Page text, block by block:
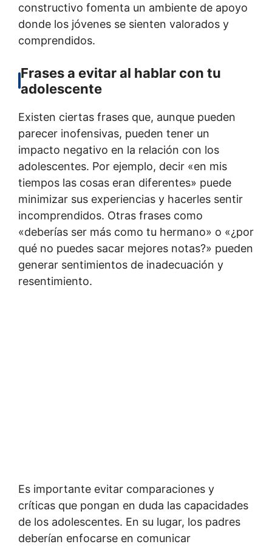
constructivo fomenta un ambiente de apoyo
donde los jóvenes se sienten valorados y
comprendidos.
Frases a evitar al hablar con tu
adolescente
Existen ciertas frases que, aunque pueden
parecer inofensivas, pueden tener un
impacto negativo en la relación con los
adolescentes. Por ejemplo, decir «en mis
tiempos las cosas eran diferentes» puede
minimizar sus experiencias y hacerles sentir
incomprendidos. Otras frases como
«deberías ser más como tu hermano» o «¿por
qué no puedes sacar mejores notas?» pueden
generar sentimientos de inadecuación y
resentimiento.
Es importante evitar comparaciones y
críticas que pongan en duda las capacidades
de los adolescentes. En su lugar, los padres
deberían enfocarse en comunicar